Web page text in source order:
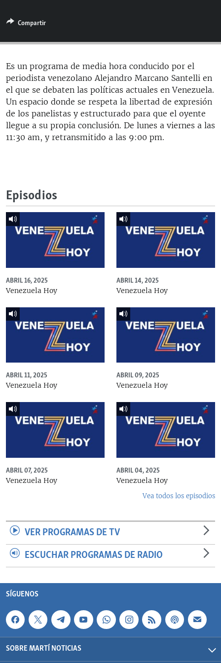
ESPECIALES
ESPECIALES
LA REALIDAD DE LA VIVIENDA EN CUBA
SER VIEJO EN CUBA
KENTU-CUBANO
LOS SANTOS DE HIALEAH
DESINFORMACIÓN RUSA EN AMÉRICA LATINA
MULTIMEDIA
EDITORIALES
SÍGUENOS
Compartir
Es un programa de media hora conducido por el
periodista venezolano Alejandro Marcano Santelli en
el que se debaten las políticas actuales en Venezuela.
Un espacio donde se respeta la libertad de expresión
de los panelistas y estructurado para que el oyente
llegue a su propia conclusión. De lunes a viernes a las
11:30 am, y retransmitido a las 9:00 pm.
Episodios
ABRIL 16, 2025
Venezuela Hoy
ABRIL 14, 2025
Venezuela Hoy
ABRIL 11, 2025
Venezuela Hoy
ABRIL 09, 2025
Venezuela Hoy
ABRIL 07, 2025
Venezuela Hoy
ABRIL 04, 2025
Venezuela Hoy
Vea todos los episodios
VER PROGRAMAS DE TV
ESCUCHAR PROGRAMAS DE RADIO
SÍGUENOS
SOBRE MARTÍ NOTICIAS